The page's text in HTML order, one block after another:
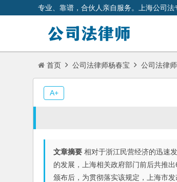
专业、靠谱，合伙人亲自服务。上海公司
首页 公司法律师杨春宝 公司法律
文章摘要 相对于浙江民营经济的迅速
的发展，上海相关政府部门前后共推
颁布后，为贯彻落实该规定，上海市
A+